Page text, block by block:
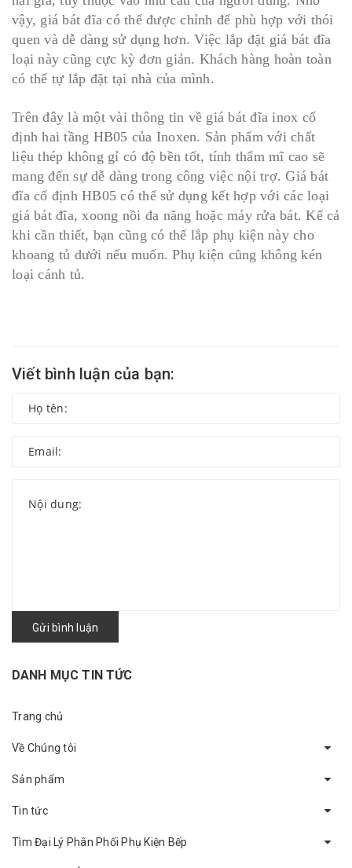
vậy, giá bát đĩa có thể được chỉnh để phù hợp với thói
quen và dễ dàng sử dụng hơn. Việc lắp đặt giá bát đĩa
loại này cũng cực kỳ đơn giản. Khách hàng hoàn toàn
có thể tự lắp đặt tại nhà của mình.
Trên đây là một vài thông tin về giá bát đĩa inox cố
định hai tầng HB05 của Inoxen. Sản phẩm với chất
liệu thép không gỉ có độ bền tốt, tính thẩm mĩ cao sẽ
mang đến sự dễ dàng trong công việc nội trợ. Giá bát
đĩa cố định HB05 có thể sử dụng kết hợp với các loại
giá bát đĩa, xoong nồi đa năng hoặc máy rửa bát. Kể cả
khi cần thiết, bạn cũng có thể lắp phụ kiện này cho
khoang tủ dưới nếu muốn. Phụ kiện cũng không kén
loại cánh tủ.
Viết bình luận của bạn:
Gửi bình luận
DANH MỤC TIN TỨC
Trang chủ
Về Chúng tôi
Sản phẩm
Tin tức
Tìm Đại Lý Phân Phối Phụ Kiện Bếp